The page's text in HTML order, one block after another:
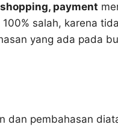
payment
salah, karena
yang ada pada
dan pembahasan